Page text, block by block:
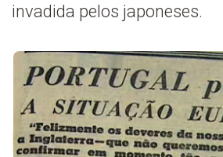
invadida pelos japoneses.